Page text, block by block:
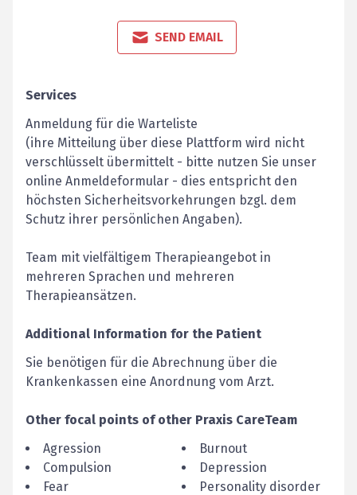
SEND EMAIL
Services
Anmeldung für die Warteliste
(ihre Mitteilung über diese Plattform wird nicht
verschlüsselt übermittelt - bitte nutzen Sie unser
online Anmeldeformular - dies entspricht den
höchsten Sicherheitsvorkehrungen bzgl. dem
Schutz ihrer persönlichen Angaben).
Team mit vielfältigem Therapieangebot in
mehreren Sprachen und mehreren
Therapieansätzen.
Additional Information for the Patient
Sie benötigen für die Abrechnung über die
Krankenkassen eine Anordnung vom Arzt.
Other focal points of other Praxis CareTeam
Agression
Burnout
Compulsion
Depression
Fear
Personality disorder